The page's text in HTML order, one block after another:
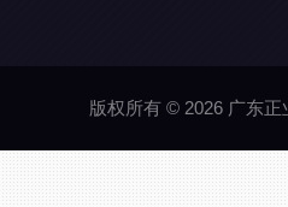
版权所有 © 2026 广东